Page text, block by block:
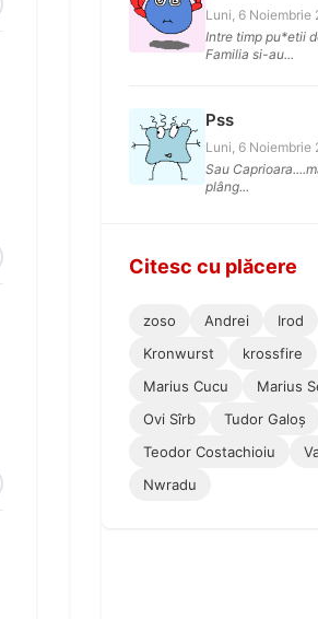
Luni, 6 Noiembrie
Intre timp pu*etii
Familia si-au...
Pss
Luni, 6 Noiembrie
Sau
plâng...
Citesc cu plăcere
zoso Andrei Irod
Kronwurst
krossfire
Marius Cucu
Marius
Ovi Sîrb
Tudor Galoș
Teodor Costachioiu
Nwradu